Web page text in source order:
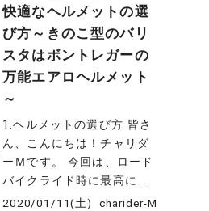
快適なヘルメットの選
び方～きのこ型のバリ
スタはボントレガーの
万能エアロヘルメット
～
1.ヘルメットの選び方 皆さ
ん、こんにちは！チャリダ
ーＭです。 今回は、ロード
バイクライド時に最高に...
2020/01/11(土) charider-M